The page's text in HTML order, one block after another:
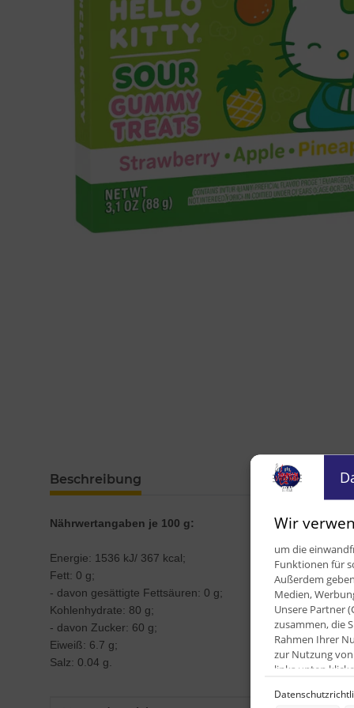
Beschreibung
Nährwertangaben je 100 g:
Energie: 1536 kJ/ 367 kcal;
Fett: 0 g;
- davon gesättigte Fettsäuren: 0 g;
Kohlenhydrate: 80 g;
- davon Zucker: 60 g;
Eiweiß: 6.7 g;
Salz: 0.04 g.
Wir
um die
Funktionen für
Außerdem
Medien,
Unsere Partner
zusammen, die
Rahmen Ihrer
zur Nutzung
links unten